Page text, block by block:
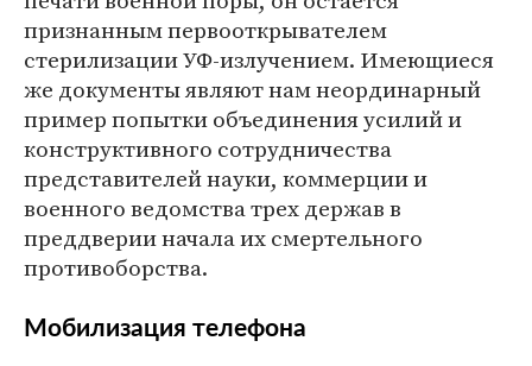
признанным первооткрывателем
стерилизации УФ-излучением. Имеющиеся
же документы являют нам неординарный
пример попытки объединения усилий и
конструктивного сотрудничества
представителей науки, коммерции и
военного ведомства трех держав в
преддверии начала их смертельного
противоборства.
Мобилизация телефона